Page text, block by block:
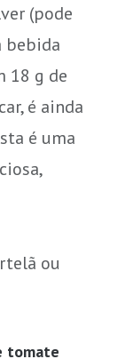
(pode
bebida
18 g de
é ainda
é uma
ou
tomate